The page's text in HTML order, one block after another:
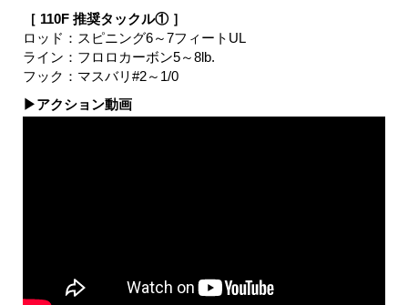
［ 110F 推奨タックル① ］
ロッド：スピニング6～7フィートUL
ライン：フロロカーボン5～8lb.
フック：マスバリ#2～1/0
▶アクション動画